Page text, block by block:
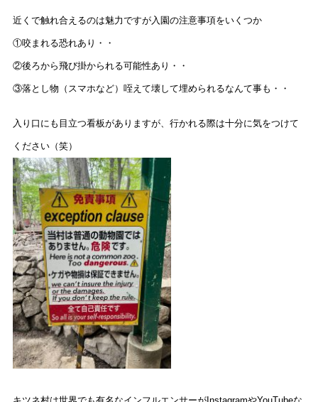
近くで触れ合えるのは魅力ですが入園の注意事項をいくつか
①咬まれる恐れあり・・
②後ろから飛び掛かられる可能性あり・・
③落とし物（スマホなど）咥えて壊して埋められるなんて事も・・
入り口にも目立つ看板がありますが、行かれる際は十分に気をつけて
ください（笑）